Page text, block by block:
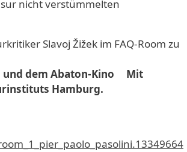
nicht verstümmelten
Slavoj Žižek im FAQ-Room zu
und dem Abaton-Kino Mit
Hamburg.